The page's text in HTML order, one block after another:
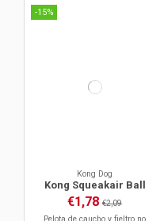
-15%
Kong Dog
Kong Squeakair Ball
€1,78 €2,09